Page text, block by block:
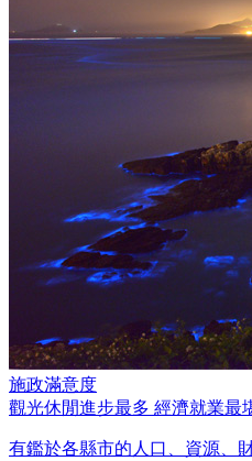
施政滿意度
觀光休閒進步最多 經濟就業最
有鑑於各縣市的人口、資源、